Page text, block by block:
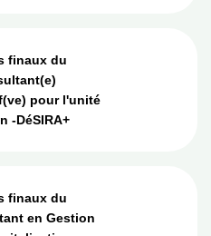
finaux du
pour l'unité
-DéSIRA+
finaux du
en Gestion